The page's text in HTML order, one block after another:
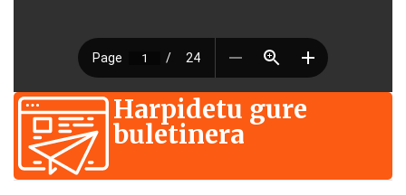
Harpidetu gure
buletinera